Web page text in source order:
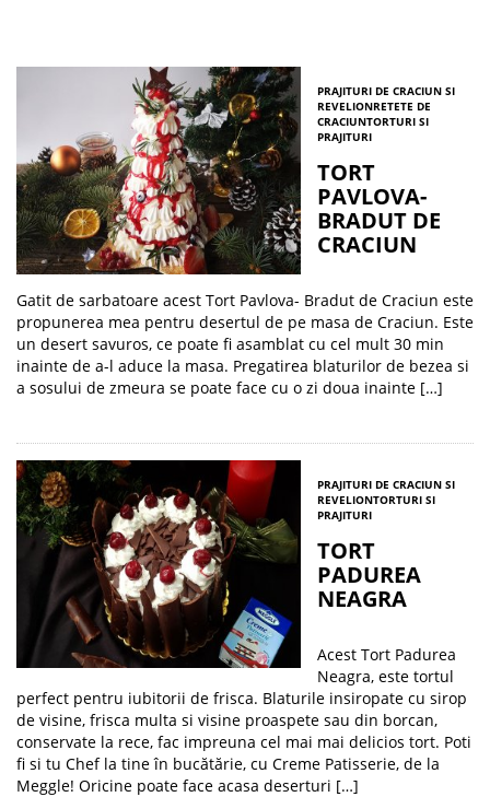
PRAJITURI DE CRACIUN SI
REVELIONRETETE DE
CRACIUNTORTURI SI
PRAJITURI
TORT
PAVLOVA-
BRADUT DE
CRACIUN
Gatit de sarbatoare acest Tort Pavlova- Bradut de Craciun este
propunerea mea pentru desertul de pe masa de Craciun. Este
un desert savuros, ce poate fi asamblat cu cel mult 30 min
inainte de a-l aduce la masa. Pregatirea blaturilor de bezea si
a sosului de zmeura se poate face cu o zi doua inainte […]
PRAJITURI DE CRACIUN SI
REVELIONTORTURI SI
PRAJITURI
TORT
PADUREA
NEAGRA
Acest Tort Padurea
Neagra, este tortul
perfect pentru iubitorii de frisca. Blaturile insiropate cu sirop
de visine, frisca multa si visine proaspete sau din borcan,
conservate la rece, fac impreuna cel mai mai delicios tort. Poti
fi si tu Chef la tine în bucătărie, cu Creme Patisserie, de la
Meggle! Oricine poate face acasa deserturi […]